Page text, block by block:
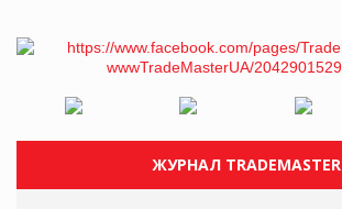
ЖУРНАЛ TRADEMASTER